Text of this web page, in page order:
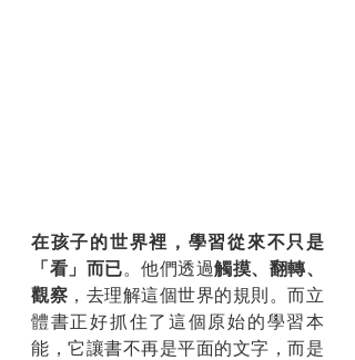
在孩子的世界裡，學習從來不只是
「看」而已。他們透過觸摸、翻轉、
觀察 ，去理解這個世界的規則。而立
體書正好抓住了這個原始的學習本
能，它讓書不再是平面的文字，而是